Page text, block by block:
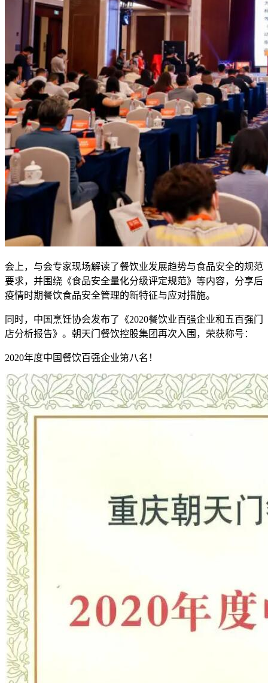
会上，与会专家现场解读了餐饮业发展趋势与食品安全的规范
要求，并围绕《食品安全量化分级评定规范》等内容，分享后
疫情时期餐饮食品安全管理的新特征与应对措施。
同时，中国烹饪协会发布了《2020餐饮业百强企业和五百强门
店分析报告》。朝天门餐饮控股集团再次入围，荣获称号：
2020年度中国餐饮百强企业第八名！